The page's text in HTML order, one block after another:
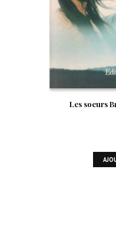
Les soeurs